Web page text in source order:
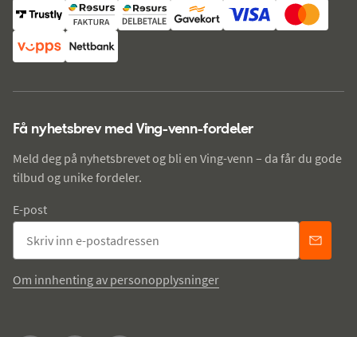
Få nyhetsbrev med Ving-venn-fordeler
Meld deg på nyhetsbrevet og bli en Ving-venn – da får du gode
tilbud og unike fordeler.
E-post
Om innhenting av personopplysninger